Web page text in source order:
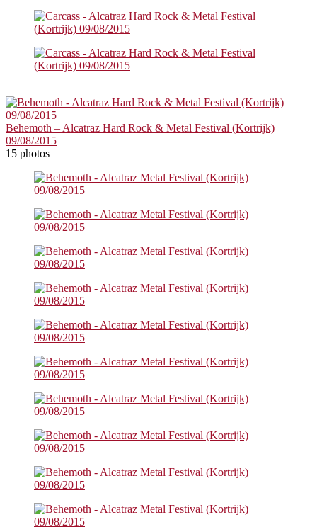
Behemoth – Alcatraz Hard Rock & Metal Festival (Kortrijk)
09/08/2015
15 photos